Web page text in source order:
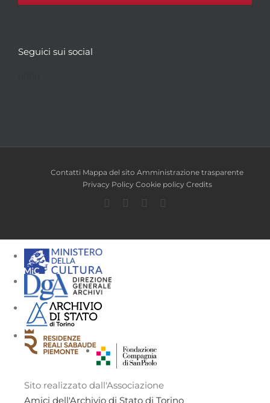
Seguici sui social
Contatti Mappa del sito Amministrazione trasparente
Privacy Policy Cookie policy Credits
Facebook
TwitterYouTube
Sito realizzato dall'Associazione
Amici dell'Archivio di Stato di Torino